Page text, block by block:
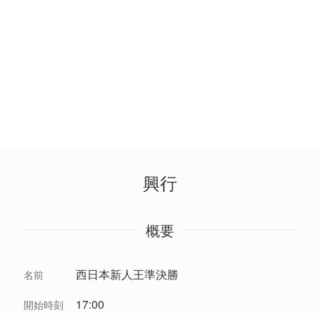
興行
概要
名前 西日本新人王準決勝
開始時刻 17:00